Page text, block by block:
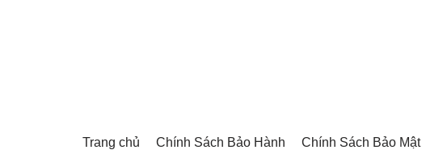
Trang chủ Chính Sách Bảo Hành Chính Sách Bảo Mật